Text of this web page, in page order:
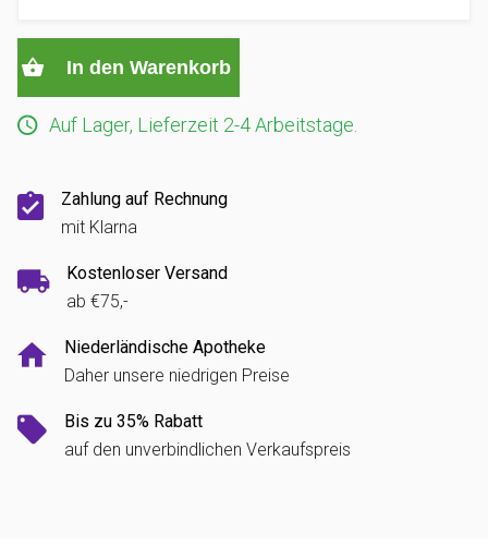
In den Warenkorb
Auf Lager, Lieferzeit 2-4 Arbeitstage.
Zahlung auf Rechnung
mit Klarna
Kostenloser Versand
ab €75,-
Niederländische Apotheke
Daher unsere niedrigen Preise
Bis zu 35% Rabatt
auf den unverbindlichen Verkaufspreis